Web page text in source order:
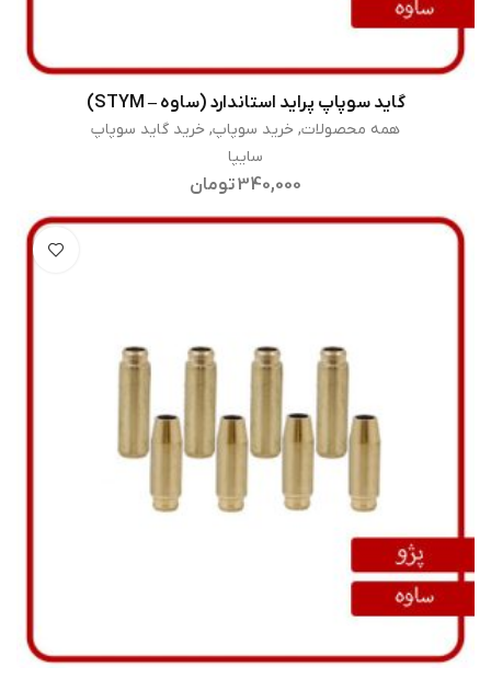
اطلاعات بیشتر
گاید سوپاپ پراید استاندارد (ساوه – STYM)
همه محصولات, خرید سوپاپ, خرید گاید سوپاپ
سایپا
340,000تومان